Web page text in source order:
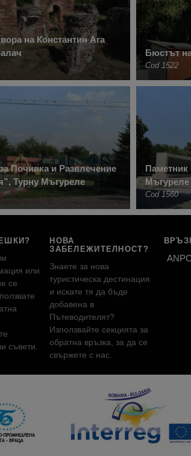
на Константин Ага
Бюстът
Cod 1522
Почивка и Развлечение
Турну Мъгуреле
Паметник
Мъгуреле
Cod 1560
или
се
съвети.
НОВА
ЗАБЕЛЕЖИТЕЛНОСТ?
Знаете за нова
туристическа дестинация
и искате тя да бъде
добавена в
Пътеводителят?
Използвайте секцията за
обратна връзка, за да се
свържете с нас.
ANPC